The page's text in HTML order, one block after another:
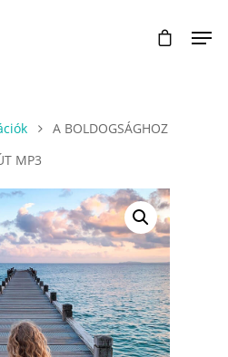
A BOLDOGSÁGHOZ
MP3